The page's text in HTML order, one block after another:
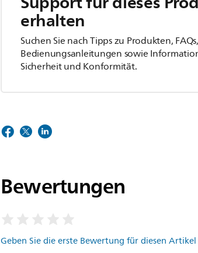
erhalten
Suchen Sie nach Tipps zu Produkten, FAQs,
Bedienungsanleitungen sowie
Sicherheit und Konformität.
Bewertungen
Geben Sie die erste Bewertung für diesen